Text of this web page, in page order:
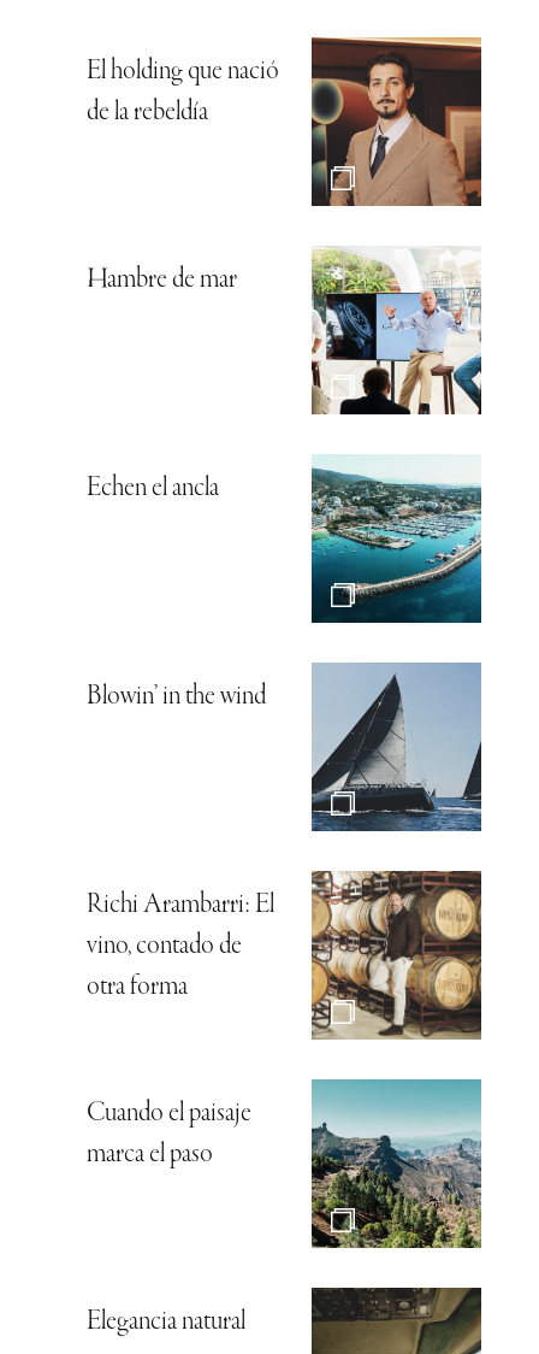
El holding que nació
de la rebeldía
Hambre de mar
Echen el ancla
Blowin’ in the wind
Richi Arambarri: El
vino, contado de
otra forma
Cuando el paisaje
marca el paso
Elegancia natural